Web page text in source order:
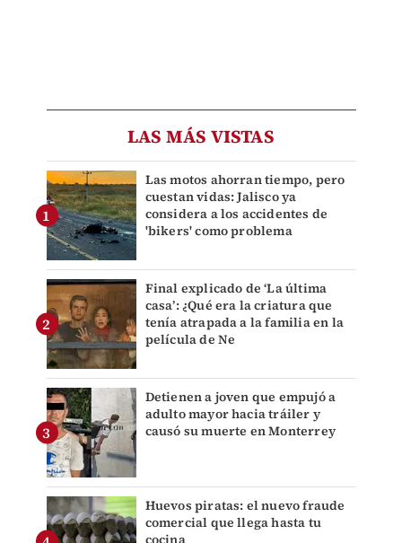
LAS MÁS VISTAS
Las motos ahorran tiempo, pero
cuestan vidas: Jalisco ya
considera a los accidentes de
'bikers' como problema
Final explicado de ‘La última
casa’: ¿Qué era la criatura que
tenía atrapada a la familia en la
película de Ne
Detienen a joven que empujó a
adulto mayor hacia tráiler y
causó su muerte en Monterrey
Huevos piratas: el nuevo fraude
comercial que llega hasta tu